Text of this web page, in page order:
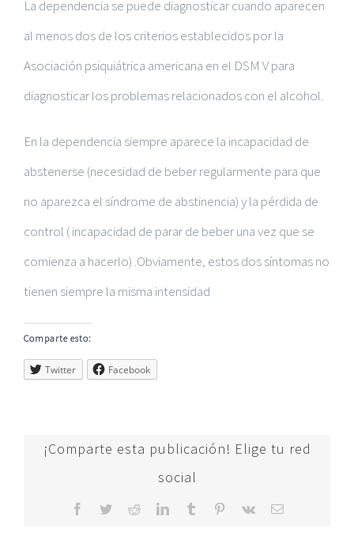
La dependencia se puede diagnosticar cuando aparecen
al menos dos de los criterios establecidos por la
Asociación psiquiátrica americana en el DSM V para
diagnosticar los problemas relacionados con el alcohol.
En la dependencia siempre aparece la incapacidad de
abstenerse (necesidad de beber regularmente para que
no aparezca el síndrome de abstinencia) y la pérdida de
control ( incapacidad de parar de beber una vez que se
comienza a hacerlo) .Obviamente, estos dos síntomas no
tienen siempre la misma intensidad
Comparte esto:
Twitter Facebook
¡Comparte esta publicación! Elige tu red
social
Facebook
TwitterRedditLinkedInTumblr Pinterest
Vk
Correo